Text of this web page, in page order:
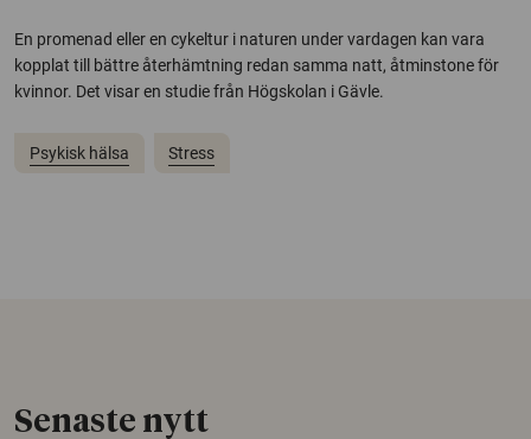
En promenad eller en cykeltur i naturen under vardagen kan vara
kopplat till bättre återhämtning redan samma natt, åtminstone för
kvinnor. Det visar en studie från Högskolan i Gävle.
Psykisk hälsa Stress
Senaste nytt